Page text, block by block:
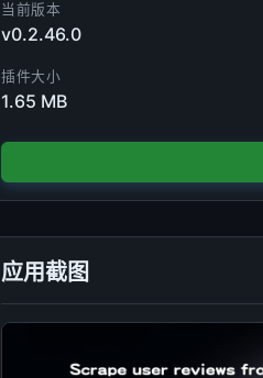
当前版本
v0.2.46.0
插件大小
1.65 MB
应用截图